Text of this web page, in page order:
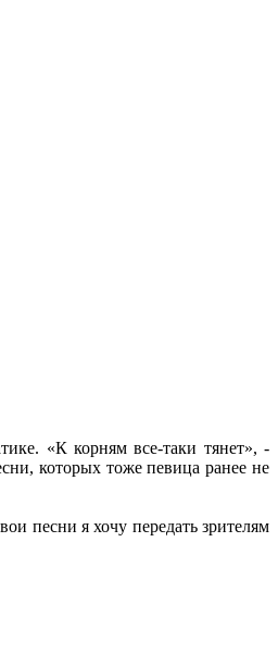
«К корням все-таки тянет», -
которых тоже певица ранее не
песни я хочу передать зрителям